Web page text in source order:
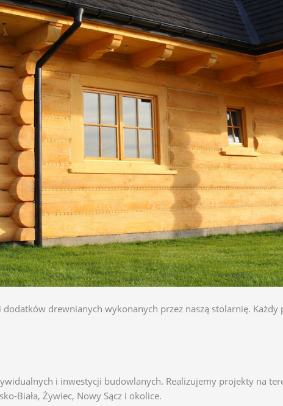
drewnianych wykonanych przez naszą stolarnię.
i inwestycji budowlanych. Realizujemy projekty na
Biała, Żywiec, Nowy Sącz i okolice.